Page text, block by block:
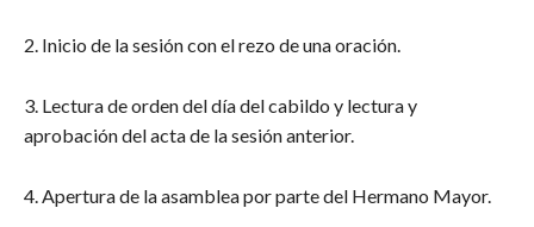
2. Inicio de la sesión con el rezo de una oración.
3. Lectura de orden del día del cabildo y lectura y
aprobación del acta de la sesión anterior.
4. Apertura de la asamblea por parte del Hermano Mayor.